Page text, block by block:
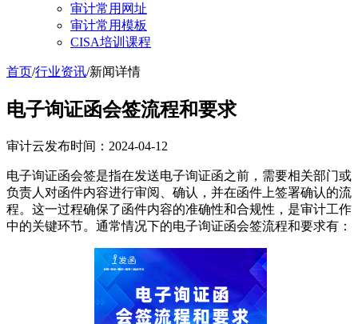
审计常用网址
审计常用模板
CISA培训课程
首页/行业资讯/新闻详情
电子询证函会签流程和要求
审计云发布时间：2024-04-12
电子询证函会签是指在发送电子询证函之前，需要相关部门或
负责人对函件内容进行审阅、确认，并在函件上签署确认的流
程。这一过程确保了函件内容的准确性和合规性，是审计工作
中的关键环节。通常情况下的电子询证函会签流程和要求有：